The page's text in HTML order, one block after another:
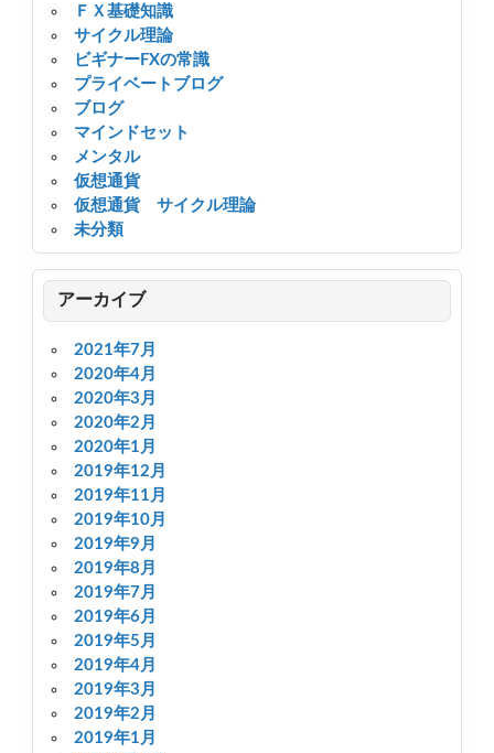
ＦＸ基礎知識
サイクル理論
ビギナーFXの常識
プライベートブログ
ブログ
マインドセット
メンタル
仮想通貨
仮想通貨 サイクル理論
未分類
アーカイブ
2021年7月
2020年4月
2020年3月
2020年2月
2020年1月
2019年12月
2019年11月
2019年10月
2019年9月
2019年8月
2019年7月
2019年6月
2019年5月
2019年4月
2019年3月
2019年2月
2019年1月